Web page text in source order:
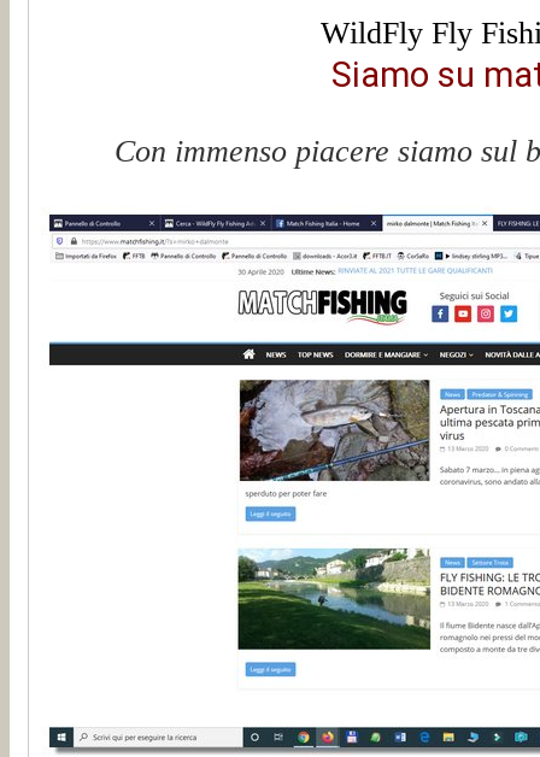
WildFly Fly
Siamo su
Con immenso piacere siamo